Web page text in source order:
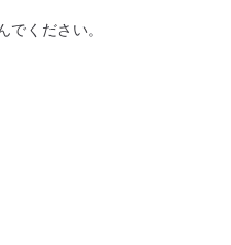
ください。